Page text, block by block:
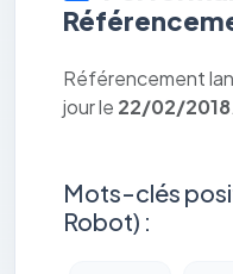
Référencement
jour le 22/02/2018.
Mots-clés
Robot) :